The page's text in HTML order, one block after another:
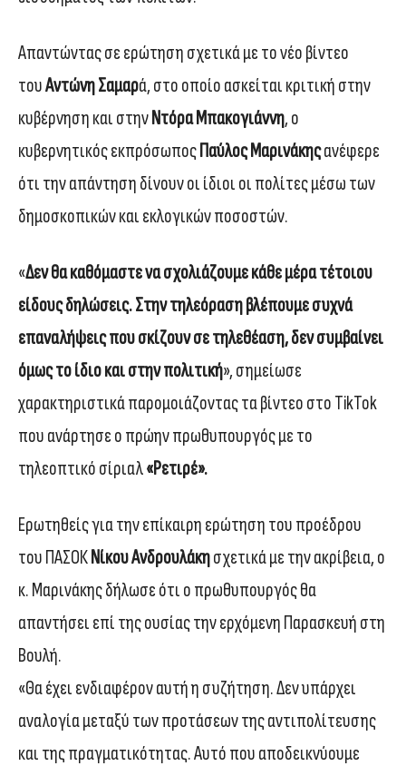
Απαντώντας σε ερώτηση σχετικά με το νέο βίντεο
τουΑντώνη Σαμαρά, στο οποίο ασκείται κριτική στην
κυβέρνηση και στηνΝτόρα Μπακογιάννη, ο
κυβερνητικός εκπρόσωποςΠαύλος Μαρινάκηςανέφερε
ότι την απάντηση δίνουν οι ίδιοι οι πολίτες μέσω των
δημοσκοπικών και εκλογικών ποσοστών.
«Δεν θα καθόμαστε να σχολιάζουμε κάθε μέρα τέτοιου
είδους δηλώσεις. Στην τηλεόραση βλέπουμε συχνά
επαναλήψεις που σκίζουν σε τηλεθέαση, δεν συμβαίνει
όμως το ίδιο και στην πολιτική», σημείωσε
χαρακτηριστικά παρομοιάζοντας τα βίντεο στο TikTok
που ανάρτησε ο πρώην πρωθυπουργός με το
τηλεοπτικό σίριαλ«Ρετιρέ».
Ερωτηθείς για την επίκαιρη ερώτηση του προέδρου
του ΠΑΣΟΚΝίκου Ανδρουλάκησχετικά με την ακρίβεια, ο
κ. Μαρινάκης δήλωσε ότι ο πρωθυπουργός θα
απαντήσει επί της ουσίας την ερχόμενη Παρασκευή στη
Βουλή.
«Θα έχει ενδιαφέρον αυτή η συζήτηση. Δεν υπάρχει
αναλογία μεταξύ των προτάσεων της αντιπολίτευσης
και της πραγματικότητας. Αυτό που αποδεικνύουμε